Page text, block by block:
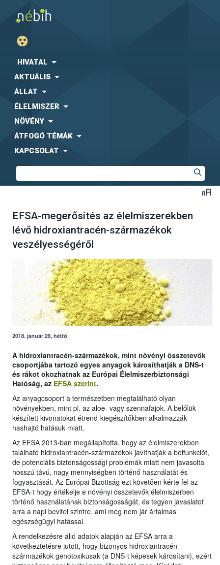
HIVATAL
AKTUÁLIS
ÁLLAT
ÉLELMISZER
NÖVÉNY
ÁTFOGÓ TÉMÁK
KAPCSOLAT
EFSA-megerősítés az élelmiszerekben
lévő hidroxiantracén-származékok
veszélyességéről
2018. január 29, hétfő
A hidroxiantracén-származékok, mint növényi összetevők
csoportjába tartozó egyes anyagok károsíthatják a DNS-t
és rákot okozhatnak az Európai Élelmiszerbiztonsági
Hatóság, az EFSA szerint.
Az anyagcsoport a természetben megtalálható olyan
növényekben, mint pl. az aloe- vagy szennafajok. A belőlük
készített kivonatokat étrend-kiegészítőkben alkalmazzák
hashajtó hatásuk miatt.
Az EFSA 2013-ban megállapította, hogy az élelmiszerekben
található hidroxiantracén-származékok javíthatják a bélfunkciót,
de potenciális biztonságossági problémák miatt nem javasolta
hosszú távú, nagy mennyiségben történő használatát és
fogyasztását. Az Európai Bizottság ezt követően kérte fel az
EFSA-t hogy értékelje e növényi összetevők élelmiszerben
történő használatának biztonságosságát, és tegyen javaslatot
arra a napi bevitel szintre, ami még nem jár ártalmas
egészségügyi hatással.
A rendelkezésre álló adatok alapján az EFSA arra a
következtetésre jutott, hogy bizonyos hidroxiantracén-
származékok genotoxikusak (a DNS-t képesek károsítani), ezért